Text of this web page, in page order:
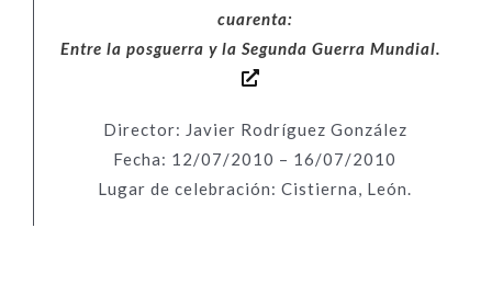
cuarenta:
Entre la posguerra y la Segunda Guerra Mundial.
Director: Javier Rodríguez González
Fecha: 12/07/2010 – 16/07/2010
Lugar de celebración: Cistierna, León.